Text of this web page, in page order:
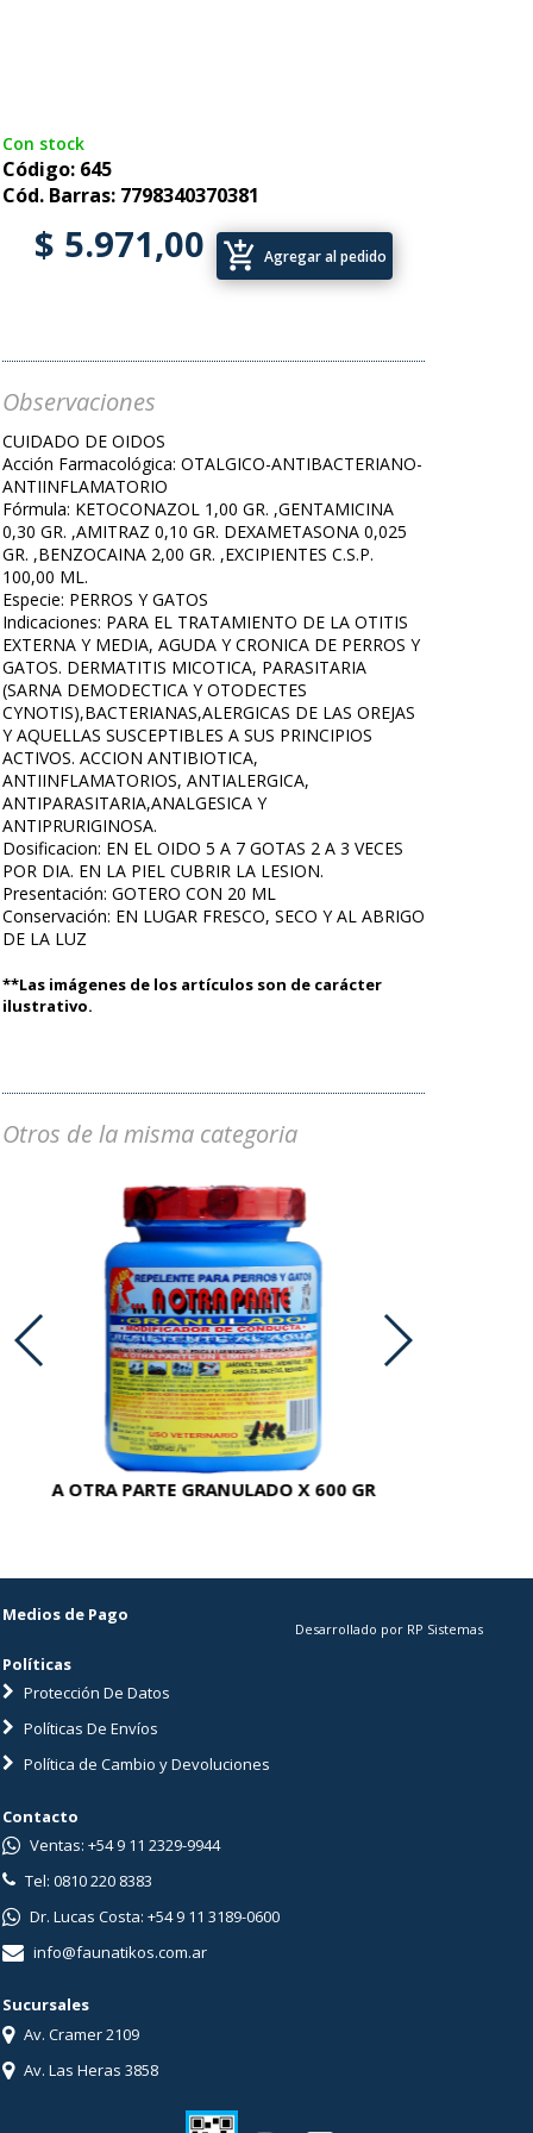
Con stock
Código: 645
Cód. Barras: 7798340370381
$ 5.971,00 add_shopping_cart Agregar al pedido
Observaciones
CUIDADO DE OIDOS
Acción Farmacológica: OTALGICO-ANTIBACTERIANO-
ANTIINFLAMATORIO
Fórmula: KETOCONAZOL 1,00 GR. ,GENTAMICINA
0,30 GR. ,AMITRAZ 0,10 GR. DEXAMETASONA 0,025
GR. ,BENZOCAINA 2,00 GR. ,EXCIPIENTES C.S.P.
100,00 ML.
Especie: PERROS Y GATOS
Indicaciones: PARA EL TRATAMIENTO DE LA OTITIS
EXTERNA Y MEDIA, AGUDA Y CRONICA DE PERROS Y
GATOS. DERMATITIS MICOTICA, PARASITARIA
(SARNA DEMODECTICA Y OTODECTES
CYNOTIS),BACTERIANAS,ALERGICAS DE LAS OREJAS
Y AQUELLAS SUSCEPTIBLES A SUS PRINCIPIOS
ACTIVOS. ACCION ANTIBIOTICA,
ANTIINFLAMATORIOS, ANTIALERGICA,
ANTIPARASITARIA,ANALGESICA Y
ANTIPRURIGINOSA.
Dosificacion: EN EL OIDO 5 A 7 GOTAS 2 A 3 VECES
POR DIA. EN LA PIEL CUBRIR LA LESION.
Presentación: GOTERO CON 20 ML
Conservación: EN LUGAR FRESCO, SECO Y AL ABRIGO
DE LA LUZ
**Las imágenes de los artículos son de carácter
ilustrativo.
Otros de la misma categoria
A OTRA PARTE GRANULADO X 600 GR
Medios de Pago
Políticas
Protección De Datos
Políticas De Envíos
Política de Cambio y Devoluciones
Desarrollado por RP Sistemas
Contacto
Ventas: +54 9 11 2329-9944
Tel: 0810 220 8383
Dr. Lucas Costa: +54 9 11 3189-0600
info@faunatikos.com.ar
Sucursales
Av. Cramer 2109
Av. Las Heras 3858